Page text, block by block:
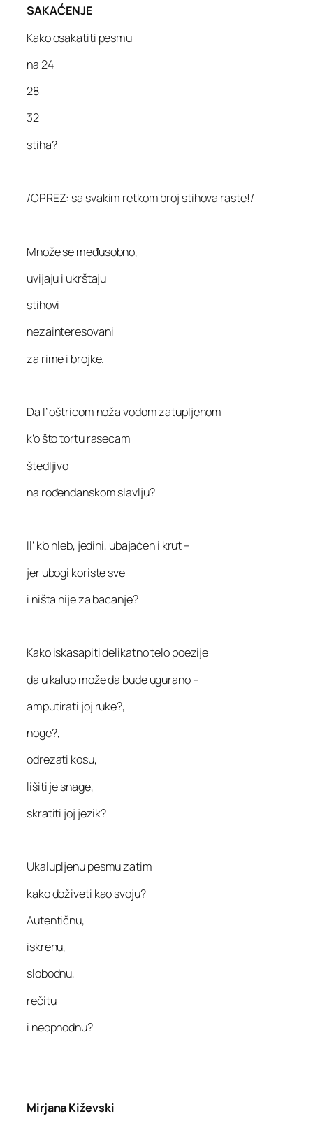
SAKAĆENJE
Kako osakatiti pesmu
na 24
28
32
stiha?
/OPREZ: sa svakim retkom broj stihova raste!/
Množe se međusobno,
uvijaju i ukrštaju
stihovi
nezainteresovani
za rime i brojke.
Da l’ oštricom noža vodom zatupljenom
k’o što tortu rasecam
štedljivo
na rođendanskom slavlju?
Il’ k’o hleb, jedini, ubajaćen i krut –
jer ubogi koriste sve
i ništa nije za bacanje?
Kako iskasapiti delikatno telo poezije
da u kalup može da bude ugurano –
amputirati joj ruke?,
noge?,
odrezati kosu,
lišiti je snage,
skratiti joj jezik?
Ukalupljenu pesmu zatim
kako doživeti kao svoju?
Autentičnu,
iskrenu,
slobodnu,
rečitu
i neophodnu?
Mirjana Kiževski